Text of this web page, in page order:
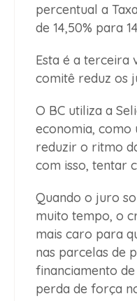
percentual a
de 14,50% para
Esta é a terceira
comitê reduz os
O BC utiliza a
economia, como
reduzir o ritmo
com isso, tentar
Quando o juro
muito tempo, o
mais caro para
nas parcelas de
financiamento
perda de força